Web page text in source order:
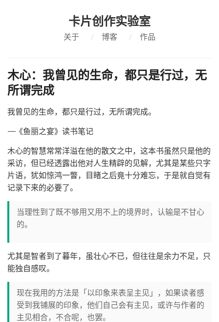
卡片创作实验室
关于 / 博客 / 作品
木心：我曾见的生命，都只是行过，无
所谓完成
我曾见的生命，都只是行过，无所谓完成。
——《鱼丽之宴》读书笔记
木心的智慧常常洋溢在他的散文之中，这本书虽然只是他的
采访，但已经透露出他对人生精辟的见解，尤其是某些只字
片语，犹如惊鸿一瞥，目睹之后竟十分难忘，于是就自觉有
记录下来的必要了。
当理性到了既不够用又用不上的境界时，认输是不甘心
的。
尤其是智者到了暮年，虽壮心不已，但往往是余力不足，只
能独自感叹。
现在我用的方法是「以印象来表呈主见」，如果读者感
受到我铺展的印象，他们自己会有主见，或许与作者的
主见相合，不合呢，也罢。